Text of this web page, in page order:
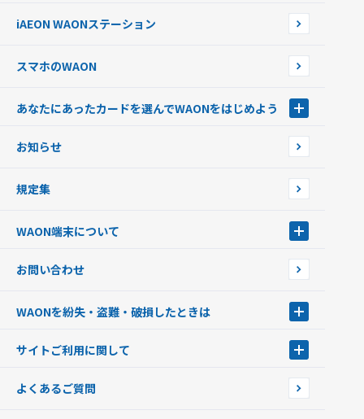
チャージ上限金額の変更について
iAEON WAONステーション
スマホのWAON
あなたにあったカードを選んでWAONをはじめよう
フードバンク応援WAON
ご当地WAON
G.G WAON
WAONカード・WAONカードプラス
モバイルWAON
提携WAONカード
お知らせ
規定集
WAON端末について
WAONネットステーション
新型WAONステーション
WAONチャージャーmini
お問い合わせ
WAONを紛失・盗難・破損したときは
WAONカードの拾得について
サイトご利用に関して
企業情報
よくあるご質問